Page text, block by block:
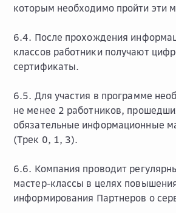
которым необходимо пройти эти
6.4. После прохождения
классов работники получают
сертификаты.
6.5. Для участия в программе
не менее 2 работников,
обязательные информационные
(Трек 0, 1, 3).
6.6. Компания проводит
мастер-классы в целях
информирования Партнеров о